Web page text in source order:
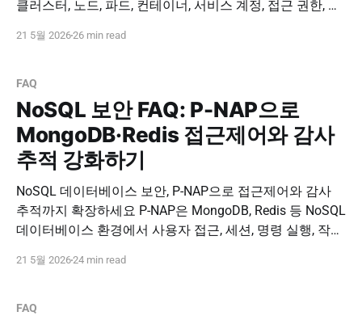
클러스터, 노드, 파드, 컨테이너, 서비스 계정, 접근 권한, 로
니다. DBSAFER for Cloud, P-NAP과 연계해 클라우드 네이
입 문의하기 PNPSECURE · Kubernetes Security · Cloud
Native Security
21 5월 202626 min read
FAQ
NoSQL 보안 FAQ: P-NAP으로
MongoDB·Redis 접근제어와 감사
추적 강화하기
NoSQL 데이터베이스 보안, P-NAP으로 접근제어와 감사
추적까지 확장하세요 P-NAP은 MongoDB, Redis 등 NoSQL
데이터베이스 환경에서 사용자 접근, 세션, 명령 실행, 작업
심 보안의 한계를 넘어 클라우드와 NoSQL까지 포함한 통
PNPSECURE · P-NAP · NoSQL Security · MongoDB
21 5월 202624 min read
FAQ